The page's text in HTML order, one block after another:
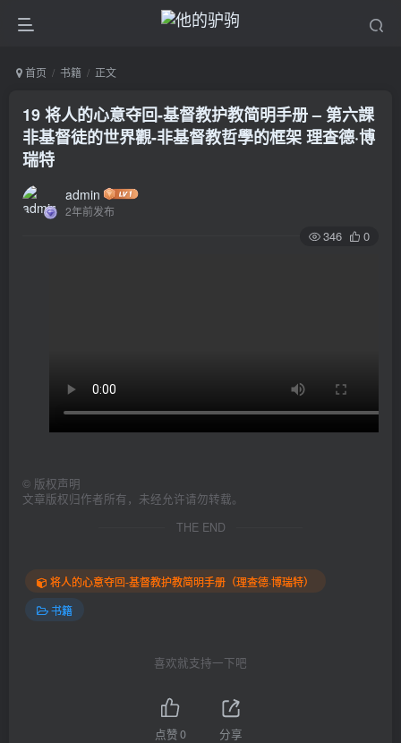
首页 书籍 正文
19 将人的心意夺回-基督教护教简明手册 – 第六課
非基督徒的世界觀-非基督教哲學的框架 理查德·博
瑞特
admin
2年前发布
346 0
© 版权声明
文章版权归作者所有，未经允许请勿转载。
THE END
将人的心意夺回-基督教护教简明手册（理查德·博瑞特）
书籍
喜欢就支持一下吧
点赞0 分享